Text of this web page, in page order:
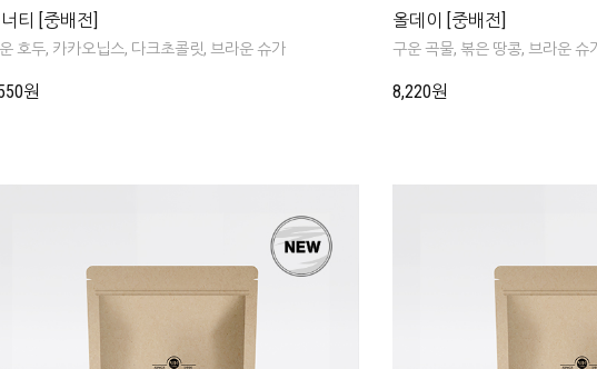
티 [중배전]
호두, 카카오닙스, 다크초콜릿, 브라운 슈가
원
올데이 [중배전]
구운 곡물, 볶은 땅콩, 브라운 슈
8,220원